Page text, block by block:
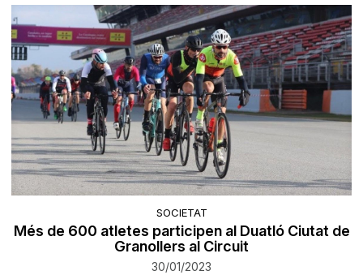
SOCIETAT
Més de 600 atletes participen al Duatló Ciutat de
Granollers al Circuit
30/01/2023